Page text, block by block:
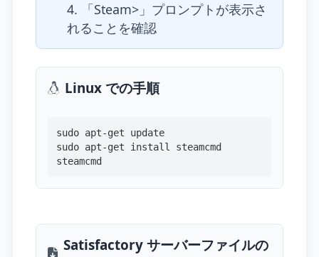
「Steam>」プロンプトが表示さ
れることを確認
Linux での手順
sudo apt-get update
sudo apt-get install steamcmd
steamcmd
Satisfactory サーバーファイルの